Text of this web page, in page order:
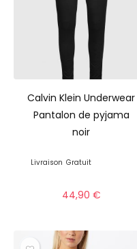
Calvin Klein Underwear
Pantalon de pyjama
noir
Livraison Gratuit
44,90 €